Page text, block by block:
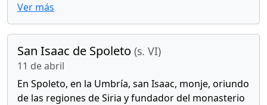
Ver más
San Isaac de Spoleto (s. VI)
11 de abril
En Spoleto, en la Umbría, san Isaac, monje, oriundo
de las regiones de Siria y fundador del monasterio